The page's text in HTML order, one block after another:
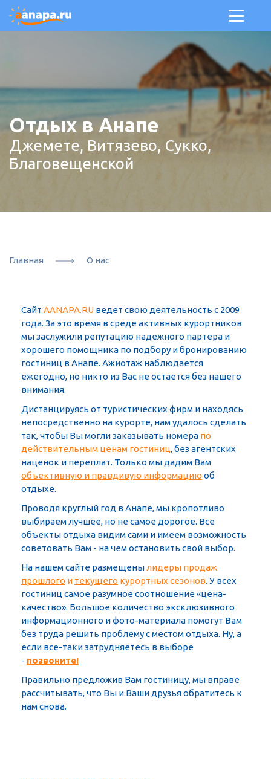
Отдых в Анапе
Джемете, Витязево, Сукко,
Благовещенской
Главная О нас
Сайт AANAPA.RU ведет свою деятельность с 2009
года. За это время в среде активных курортников
мы заслужили репутацию надежного партера и
хорошего помощника по подбору и бронированию
гостиниц в Анапе. Ажиотаж наблюдается
ежегодно, но никто из Вас не остается без нашего
внимания.
Дистанцируясь от туристических фирм и находясь
непосредственно на курорте, нам удалось сделать
так, чтобы Вы могли заказывать номера по
действительным ценам гостиниц, без агентских
наценок и переплат. Только мы дадим Вам
объективную и правдивую информацию об
отдыхе.
Проводя круглый год в Анапе, мы кропотливо
выбираем лучшее, но не самое дорогое. Все
объекты отдыха видим сами и имеем возможность
советовать Вам - на чем остановить свой выбор.
На нашем сайте размещены лидеры продаж
прошлого и текущего курортных сезонов. У всех
гостиниц самое разумное соотношение «цена-
качество». Большое количество эксклюзивного
информационного и фото-материала помогут Вам
без труда решить проблему с местом отдыха. Ну, а
если все-таки затрудняетесь в выборе
- позвоните!
Правильно предложив Вам гостиницу, мы вправе
рассчитывать, что Вы и Ваши друзья обратитесь к
нам снова.